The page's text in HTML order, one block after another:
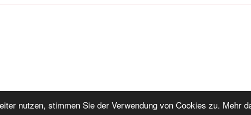
Stolz präsentiert von WordPress
nutzen, stimmen Sie der Verwendung von Cookies zu. Mehr